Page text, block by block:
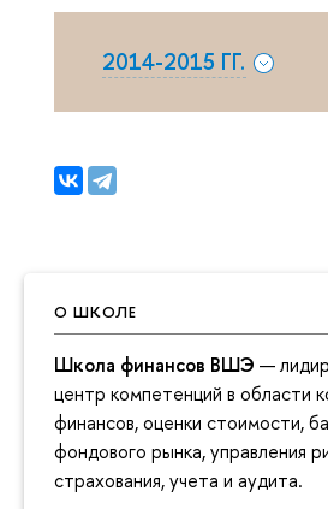
О ШКОЛЕ
Школа финансов ВШЭ —
центр компетенций в области
финансов, оценки стоимости,
фондового рынка, управления
страхования, учета и аудита.
2014-2015 ГГ.